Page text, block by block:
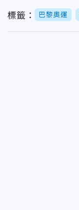
標籤： 巴黎奧運